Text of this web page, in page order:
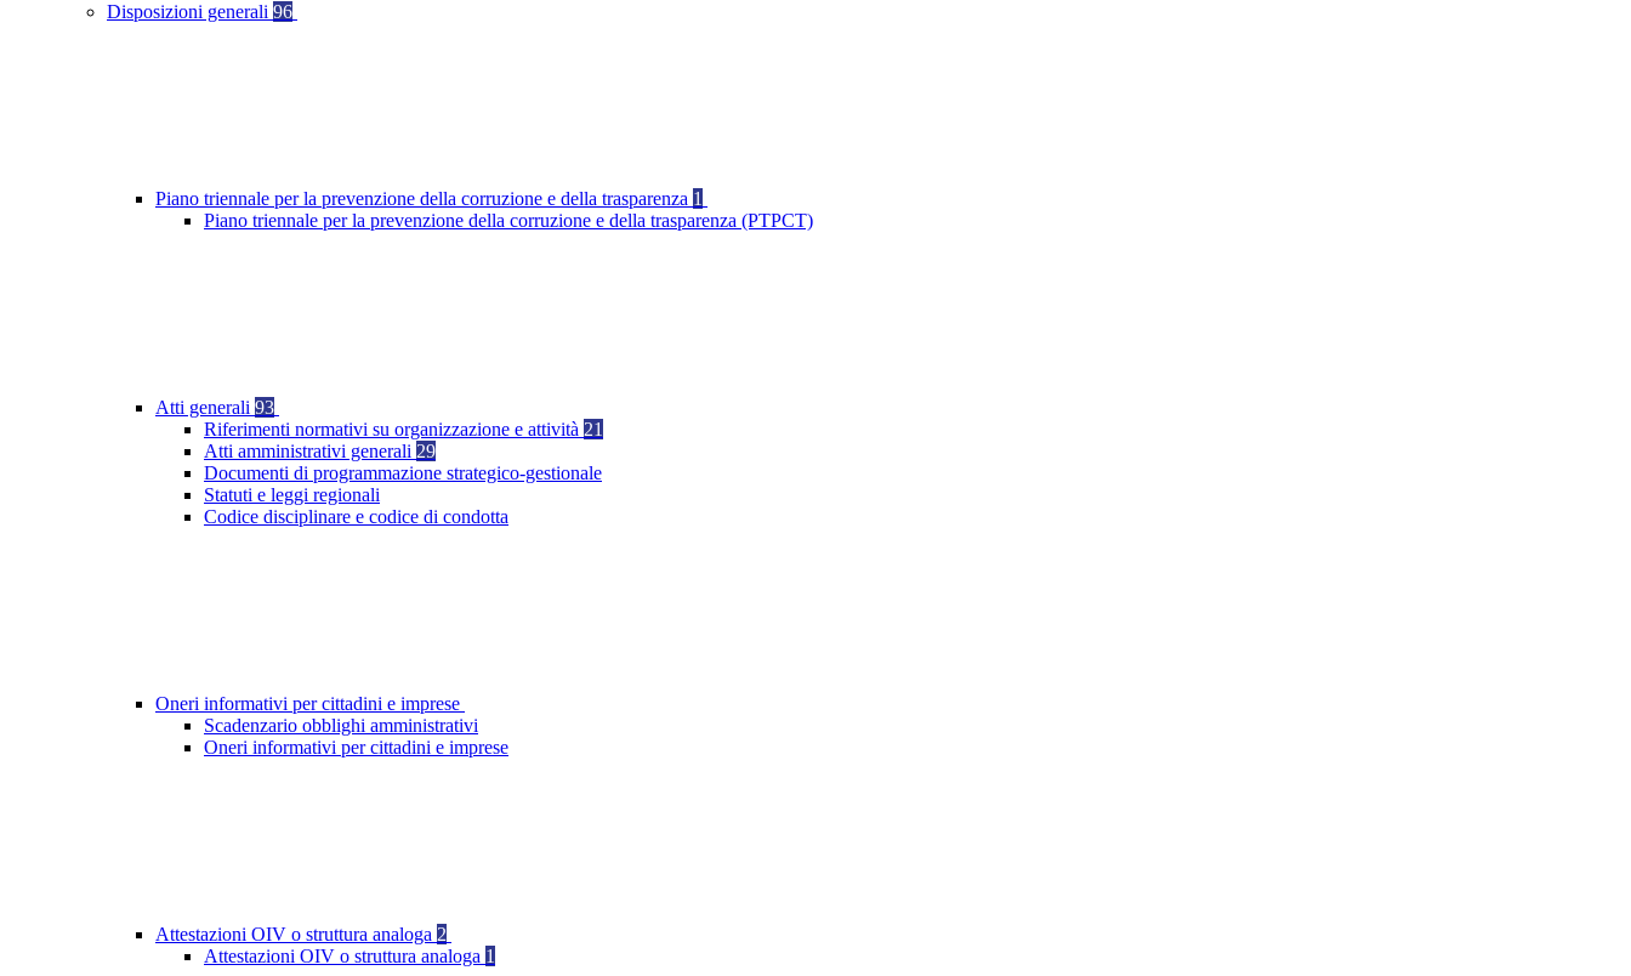
Disposizioni generali 96
Piano triennale per la prevenzione della corruzione e della trasparenza 1
Piano triennale per la prevenzione della corruzione e della trasparenza (PTPCT)
Atti generali 93
Riferimenti normativi su organizzazione e attività 21
Atti amministrativi generali 29
Documenti di programmazione strategico-gestionale
Statuti e leggi regionali
Codice disciplinare e codice di condotta
Oneri informativi per cittadini e imprese
Scadenzario obblighi amministrativi
Oneri informativi per cittadini e imprese
Attestazioni OIV o struttura analoga 2
Attestazioni OIV o struttura analoga 1